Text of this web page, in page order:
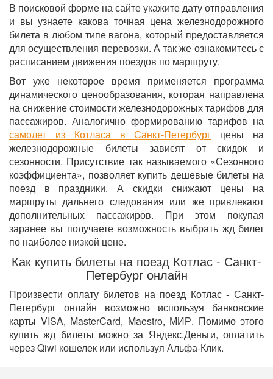
В поисковой форме на сайте укажите дату отправления
и вы узнаете какова точная цена железнодорожного
билета в любом типе вагона, который предоставляется
для осуществления перевозки. А так же ознакомитесь с
расписанием движения поездов по маршруту.
Вот уже некоторое время применяется программа
динамического ценообразования, которая направлена
на снижение стоимости железнодорожных тарифов для
пассажиров. Аналогично формированию тарифов на
самолет из Котласа в Санкт-Петербург цены на
железнодорожные билеты зависят от скидок и
сезонности. Присутствие так называемого «Сезонного
коэффициента», позволяет купить дешевые билеты на
поезд в праздники. А скидки снижают цены на
маршруты дальнего следования или же привлекают
дополнительных пассажиров. При этом покупая
заранее вы получаете возможность выбрать жд билет
по наиболее низкой цене.
Как купить билеты на поезд Котлас - Санкт-
Петербург онлайн
Произвести оплату билетов на поезд Котлас - Санкт-
Петербург онлайн возможно используя банковские
карты VISA, MasterCard, Maestro, МИР. Помимо этого
купить жд билеты можно за Яндекс.Деньги, оплатить
через Qiwi кошелек или используя Альфа-Клик.